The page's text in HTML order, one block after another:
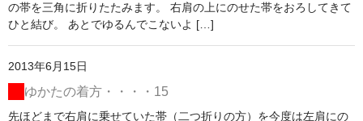
の帯を三角に折りたたみます。 右肩の上にのせた帯をおろしてきて
ひと結び。 あとでゆるんでこないよ […]
2013年6月15日
ゆかたの着方・・・・15
先ほどまで右肩に乗せていた帯（二つ折りの方）を今度は左肩にの